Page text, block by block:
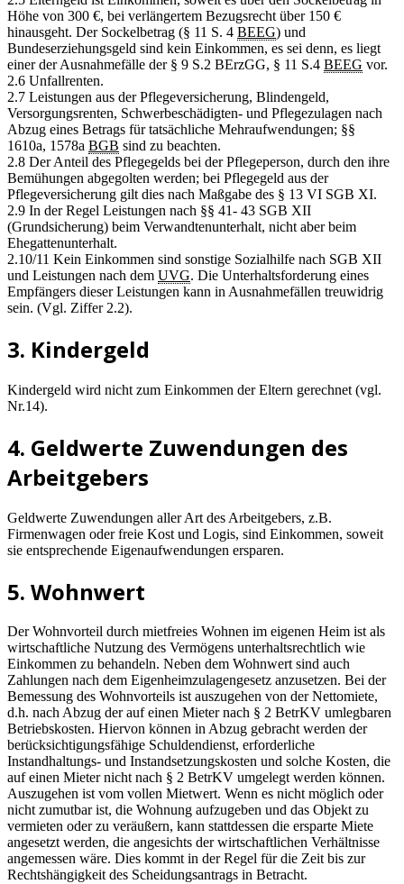
Höhe von 300 €, bei verlängertem Bezugsrecht über 150 €
hinausgeht. Der Sockelbetrag (§ 11 S. 4 BEEG) und
Bundeserziehungsgeld sind kein Einkommen, es sei denn, es liegt
einer der Ausnahmefälle der § 9 S.2 BErzGG, § 11 S.4 BEEG vor.
2.6 Unfallrenten.
2.7 Leistungen aus der Pflegeversicherung, Blindengeld,
Versorgungsrenten, Schwerbeschädigten- und Pflegezulagen nach
Abzug eines Betrags für tatsächliche Mehraufwendungen; §§
1610a, 1578a BGB sind zu beachten.
2.8 Der Anteil des Pflegegelds bei der Pflegeperson, durch den ihre
Bemühungen abgegolten werden; bei Pflegegeld aus der
Pflegeversicherung gilt dies nach Maßgabe des § 13 VI SGB XI.
2.9 In der Regel Leistungen nach §§ 41- 43 SGB XII
(Grundsicherung) beim Verwandtenunterhalt, nicht aber beim
Ehegattenunterhalt.
2.10/11 Kein Einkommen sind sonstige Sozialhilfe nach SGB XII
und Leistungen nach dem UVG. Die Unterhaltsforderung eines
Empfängers dieser Leistungen kann in Ausnahmefällen treuwidrig
sein. (Vgl. Ziffer 2.2).
3. Kindergeld
Kindergeld wird nicht zum Einkommen der Eltern gerechnet (vgl.
Nr.14).
4. Geldwerte Zuwendungen des
Arbeitgebers
Geldwerte Zuwendungen aller Art des Arbeitgebers, z.B.
Firmenwagen oder freie Kost und Logis, sind Einkommen, soweit
sie entsprechende Eigenaufwendungen ersparen.
5. Wohnwert
Der Wohnvorteil durch mietfreies Wohnen im eigenen Heim ist als
wirtschaftliche Nutzung des Vermögens unterhaltsrechtlich wie
Einkommen zu behandeln. Neben dem Wohnwert sind auch
Zahlungen nach dem Eigenheimzulagengesetz anzusetzen. Bei der
Bemessung des Wohnvorteils ist auszugehen von der Nettomiete,
d.h. nach Abzug der auf einen Mieter nach § 2 BetrKV umlegbaren
Betriebskosten. Hiervon können in Abzug gebracht werden der
berücksichtigungsfähige Schuldendienst, erforderliche
Instandhaltungs- und Instandsetzungskosten und solche Kosten, die
auf einen Mieter nicht nach § 2 BetrKV umgelegt werden können.
Auszugehen ist vom vollen Mietwert. Wenn es nicht möglich oder
nicht zumutbar ist, die Wohnung aufzugeben und das Objekt zu
vermieten oder zu veräußern, kann stattdessen die ersparte Miete
angesetzt werden, die angesichts der wirtschaftlichen Verhältnisse
angemessen wäre. Dies kommt in der Regel für die Zeit bis zur
Rechtshängigkeit des Scheidungsantrags in Betracht.